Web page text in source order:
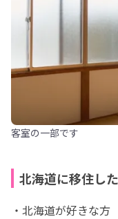
客室の一部です
北海道に移住し
・北海道が好きな方